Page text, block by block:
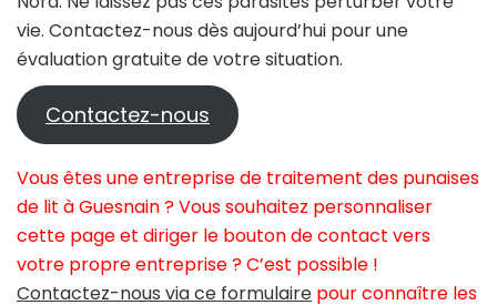
vie. Contactez-nous dès aujourd’hui pour une
évaluation gratuite de votre situation.
Contactez-nous
Vous êtes une entreprise de traitement des punaises
de lit à Guesnain ? Vous souhaitez personnaliser
cette page et diriger le bouton de contact vers
votre propre entreprise ? C’est possible !
Contactez-nous via ce formulaire pour connaître les